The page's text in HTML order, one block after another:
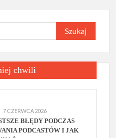
Szukaj:
chwili
7 CZERWCA 2026
BŁĘDY PODCZAS
PODCASTÓW I JAK